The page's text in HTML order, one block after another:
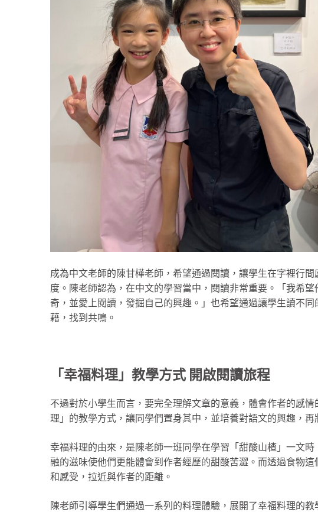
成為中文老師的陳甘樺老師，希望通過閱讀，讓學生在字裡行
度。陳老師認為，在中文的學習當中，閱讀非常重要。「我希
奇，並愛上閱讀，發掘自己的興趣。」也希望通過讓學生讀不
藉，找到共鳴。
「幸福料理」教學方式 開啟閱讀旅程
不過對於小學生而言，要完全理解文章的意義，體會作者的感
理」的教學方式，讓同學們置身其中，並培養對語文的興趣，
幸福料理的由來，是陳老師一班同學在學習「甜酸山楂」一文
融的滋味使他們更能體會到作者經歷的甜酸苦澀。而透過食物
和感受，拉近與作者的距離。
陳老師引導學生們通過一系列的料理體驗，展開了幸福料理的